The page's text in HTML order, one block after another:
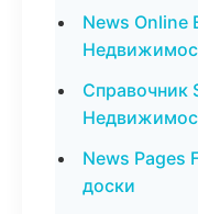
News Online
Справочник
News Pages
доски